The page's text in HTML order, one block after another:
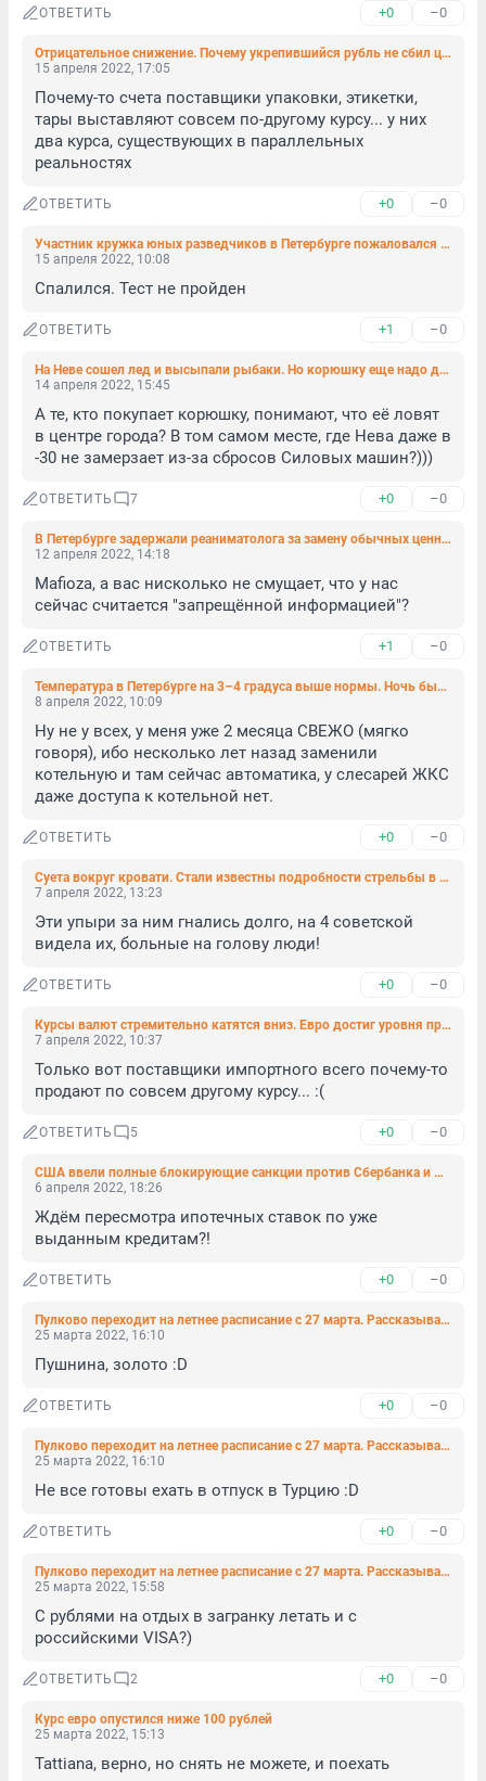
ОТВЕТИТЬ +0 –0
Отрицательное снижение. Почему укрепившийся рубль не сбил цены на полках магазинов
15 апреля 2022, 17:05
Почему-то счета поставщики упаковки, этикетки,
тары выставляют совсем по-другому курсу... у них
два курса, существующих в параллельных
реальностях
ОТВЕТИТЬ +0 –0
Участник кружка юных разведчиков в Петербурге пожаловался психологу на многолетние домогательства со стороны взрослого наставника
15 апреля 2022, 10:08
Спалился. Тест не пройден
ОТВЕТИТЬ +1 –0
На Неве сошел лед и высыпали рыбаки. Но корюшку еще надо дождаться
14 апреля 2022, 15:45
А те, кто покупает корюшку, понимают, что её ловят
в центре города? В том самом месте, где Нева даже в
-30 не замерзает из-за сбросов Силовых машин?)))
ОТВЕТИТЬ 7 +0 –0
В Петербурге задержали реаниматолога за замену обычных ценников на пацифистские
12 апреля 2022, 14:18
Mafioza, а вас нисколько не смущает, что у нас
сейчас считается "запрещённой информацией"?
ОТВЕТИТЬ +1 –0
Температура в Петербурге на 3–4 градуса выше нормы. Ночь была самой тёплой за 5 месяцев
8 апреля 2022, 10:09
Ну не у всех, у меня уже 2 месяца СВЕЖО (мягко
говоря), ибо несколько лет назад заменили
котельную и там сейчас автоматика, у слесарей ЖКС
даже доступа к котельной нет.
ОТВЕТИТЬ +0 –0
Суета вокруг кровати. Стали известны подробности стрельбы в центре Петербурга
7 апреля 2022, 13:23
Эти упыри за ним гнались долго, на 4 советской
видела их, больные на голову люди!
ОТВЕТИТЬ +0 –0
Курсы валют стремительно катятся вниз. Евро достиг уровня прошлого года
7 апреля 2022, 10:37
Только вот поставщики импортного всего почему-то
продают по совсем другому курсу... :(
ОТВЕТИТЬ 5 +0 –0
США ввели полные блокирующие санкции против Сбербанка и Альфа-банка
6 апреля 2022, 18:26
Ждём пересмотра ипотечных ставок по уже
выданным кредитам?!
ОТВЕТИТЬ +0 –0
Пулково переходит на летнее расписание с 27 марта. Рассказываем, какие заграничные направления будут работать
25 марта 2022, 16:10
Пушнина, золото :D
ОТВЕТИТЬ +0 –0
Пулково переходит на летнее расписание с 27 марта. Рассказываем, какие заграничные направления будут работать
25 марта 2022, 16:10
Не все готовы ехать в отпуск в Турцию :D
ОТВЕТИТЬ +0 –0
Пулково переходит на летнее расписание с 27 марта. Рассказываем, какие заграничные направления будут работать
25 марта 2022, 15:58
С рублями на отдых в загранку летать и с
российскими VISA?)
ОТВЕТИТЬ 2 +0 –0
Курс евро опустился ниже 100 рублей
25 марта 2022, 15:13
Tattiana, верно, но снять не можете, и поехать